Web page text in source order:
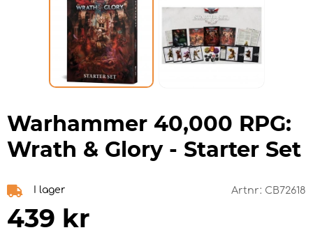
Warhammer 40,000 RPG:
Wrath & Glory - Starter Set
I lager Artnr: CB72618
439 kr